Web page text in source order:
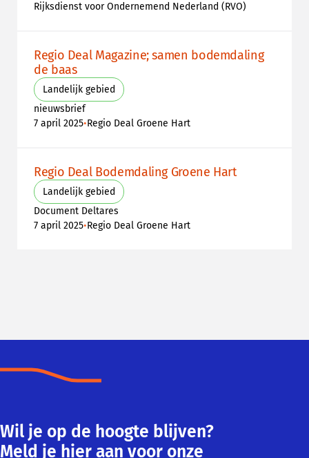
Rijksdienst voor Ondernemend Nederland (RVO)
Regio Deal Magazine; samen bodemdaling
de baas
Landelijk gebied
nieuwsbrief
7 april 2025•Regio Deal Groene Hart
Regio Deal Bodemdaling Groene Hart
Landelijk gebied
Document Deltares
7 april 2025•Regio Deal Groene Hart
Wil je op de hoogte blijven?
Meld je hier aan voor onze